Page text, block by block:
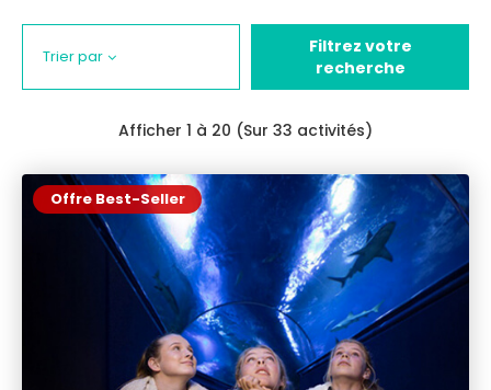
Trier par
Filtrez votre
recherche
Afficher 1 à 20 (Sur 33 activités)
Offre Best-Seller